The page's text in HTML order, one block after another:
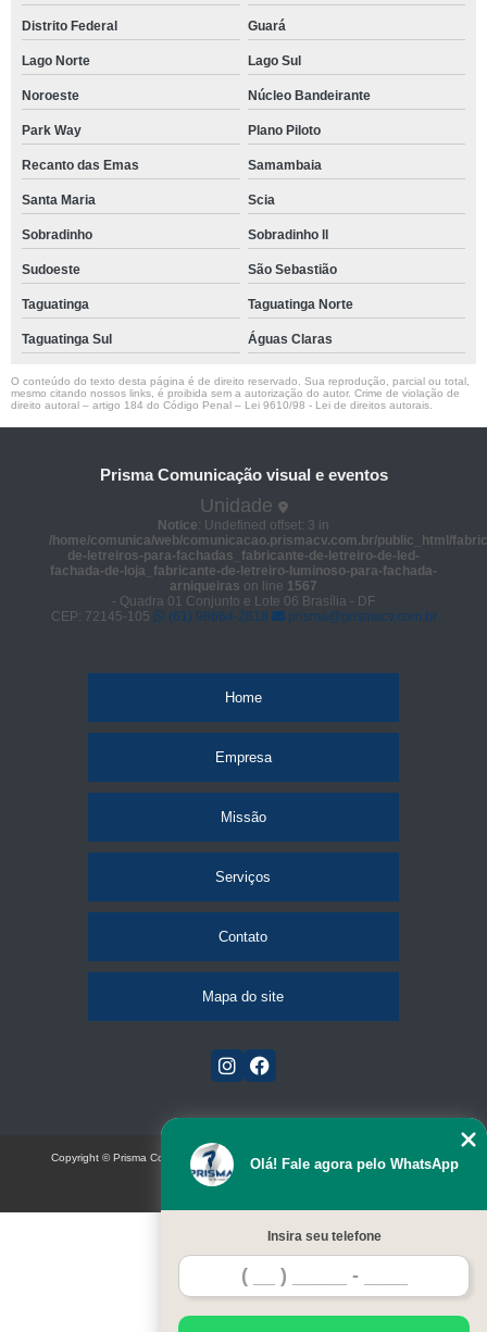
Distrito Federal Guará
Lago Norte Lago Sul
Noroeste Núcleo Bandeirante
Park Way Plano Piloto
Recanto das Emas Samambaia
Santa Maria Scia
Sobradinho Sobradinho ll
Sudoeste São Sebastião
Taguatinga Taguatinga Norte
Taguatinga Sul Águas Claras
O conteúdo do texto desta página é de direito reservado. Sua reprodução, parcial ou total,
mesmo citando nossos links, é proibida sem a autorização do autor. Crime de violação de
direito autoral – artigo 184 do Código Penal – Lei 9610/98 - Lei de direitos autorais
Prisma Comunicação visual e eventos
Unidade
Notice: Undefined offset: 3 in
/home/comunica/web/comunicacao.prismacv.com.br/public_html/
de-letreiros-para-fachadas_fabricante-de-letreiro-de-led-
fachada-de-loja_fabricante-de-letreiro-luminoso-para-fachada-
arniqueiras on line 1567
- Quadra 01 Conjunto e Lote 06 Brasília - DF
CEP: 72145-105
(61) 98664-2818 prisma@prismacv.com.br
Home
Empresa
Missão
Serviços
Contato
Mapa do site
Olá! Fale agora pelo WhatsApp
Insira seu telefone
Copyright © Prisma Comunicação visual e eventos (Lei 9610 de 19/02/1998)
W3C